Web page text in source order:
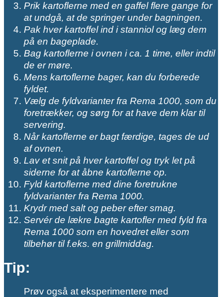
Prik kartoflerne med en gaffel flere gange for
at undgå, at de springer under bagningen.
Pak hver kartoffel ind i stanniol og læg dem
på en bageplade.
Bag kartoflerne i ovnen i ca. 1 time, eller indtil
de er møre.
Mens kartoflerne bager, kan du forberede
fyldet.
Vælg de fyldvarianter fra Rema 1000, som du
foretrækker, og sørg for at have dem klar til
servering.
Når kartoflerne er bagt færdige, tages de ud
af ovnen.
Lav et snit på hver kartoffel og tryk let på
siderne for at åbne kartoflerne op.
Fyld kartoflerne med dine foretrukne
fyldvarianter fra Rema 1000.
Krydr med salt og peber efter smag.
Servér de lækre bagte kartofler med fyld fra
Rema 1000 som en hovedret eller som
tilbehør til f.eks. en grillmiddag.
Tip:
Prøv også at eksperimentere med